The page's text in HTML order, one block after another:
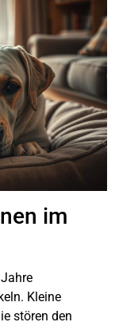
im
Kleine
stören den